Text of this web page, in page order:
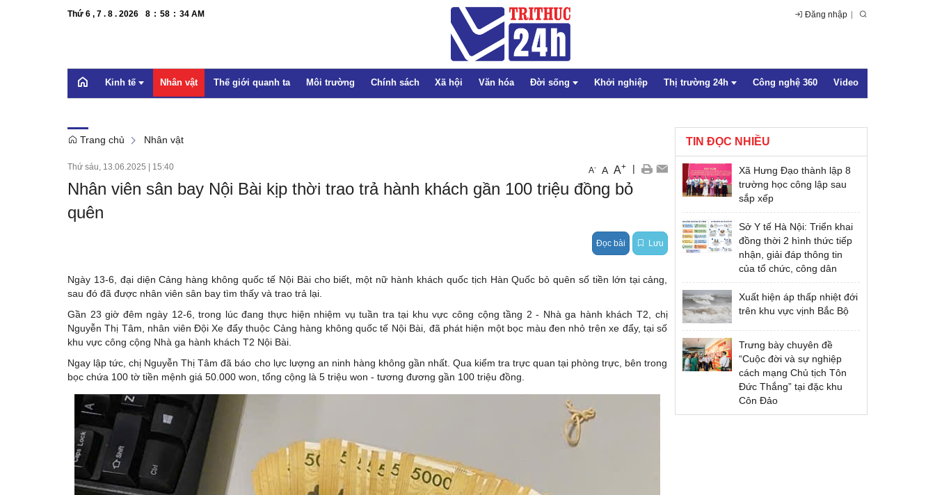
Thứ 6 , 7 . 8 . 2026 8 : 58 : 35 AM Đăng nhập
Kinh tế
OCOP
Bất động sản
Nhân vật Thế giới quanh ta Môi trường Chính sách Xã hội Văn hóa Đời sống
Giáo dục
Khởi nghiệp Thị trường 24h
Trong nước
Quốc tế
Công nghệ 360 Video
Trang chủ Nhân vật
Thứ sáu, 13.06.2025 | 15:40 A- A A+ |
Nhân viên sân bay Nội Bài kịp thời trao trả hành khách gần 100 triệu đồng bỏ
quên
Đọc bài Lưu
Ngày 13-6, đại diện Cảng hàng không quốc tế Nội Bài cho biết, một nữ hành khách quốc tịch Hàn Quốc bỏ quên số tiền lớn tại cảng,
sau đó đã được nhân viên sân bay tìm thấy và trao trả lại.
Gần 23 giờ đêm ngày 12-6, trong lúc đang thực hiện nhiệm vụ tuần tra tại khu vực công cộng tầng 2 - Nhà ga hành khách T2, chị
Nguyễn Thị Tâm, nhân viên Đội Xe đẩy thuộc Cảng hàng không quốc tế Nội Bài, đã phát hiện một bọc màu đen nhỏ trên xe đẩy, tại số
khu vực công cộng Nhà ga hành khách T2 Nội Bài.
Ngay lập tức, chị Nguyễn Thị Tâm đã báo cho lực lượng an ninh hàng không gần nhất. Qua kiểm tra trực quan tại phòng trực, bên trong
bọc chứa 100 tờ tiền mệnh giá 50.000 won, tổng cộng là 5 triệu won - tương đương gần 100 triệu đồng.
TIN ĐỌC NHIỀU
Xã Hưng Đạo thành lập 8
trường học công lập sau
sắp xếp
Sở Y tế Hà Nội: Triển khai
đồng thời 2 hình thức tiếp
nhận, giải đáp thông tin
của tổ chức, công dân
Xuất hiện áp thấp nhiệt đới
trên khu vực vịnh Bắc Bộ
Trưng bày chuyên đề
“Cuộc đời và sự nghiệp
cách mạng Chủ tịch Tôn
Đức Thắng” tại đặc khu
Côn Đảo